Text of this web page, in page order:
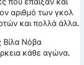
αριθμό των γκολ
και πολλά άλλα.
Βίλα Νόβα
κάθε αγώνα.